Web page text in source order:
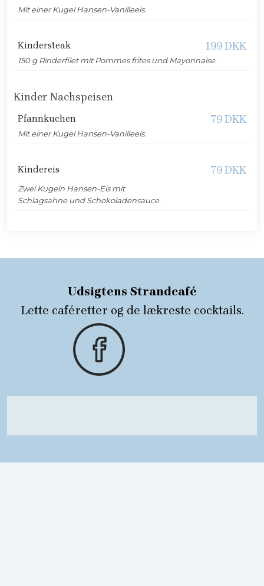
Mit einer Kugel Hansen-Vanilleeis.
Kindersteak 199 DKK
150 g Rinderfilet mit Pommes frites und Mayonnaise.
Kinder Nachspeisen
Pfannkuchen 79 DKK
Mit einer Kugel Hansen-Vanilleeis.
Kindereis 79 DKK
Zwei Kugeln Hansen-Eis mit
Schlagsahne und Schokoladensauce.
Udsigtens Strandcafé​
Lette caféretter og de lækreste cocktails.